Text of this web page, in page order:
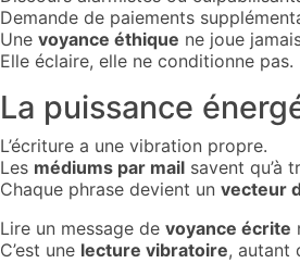
Demande de paiements
Une voyance éthique ne joue
Elle éclaire, elle ne conditionne pas.
La puissance
L’écriture a une vibration propre.
Les médiums par mail savent qu’à
Chaque phrase devient un vecteur
Lire un message de voyance écrite
C’est une lecture vibratoire, autant